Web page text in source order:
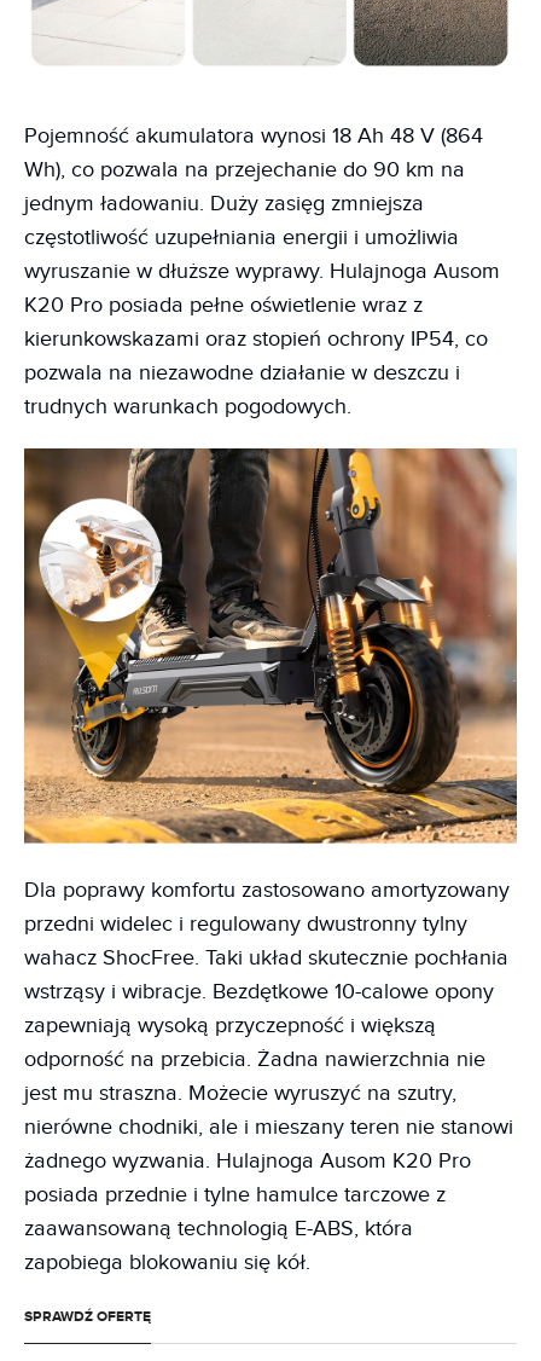
Pojemność akumulatora wynosi 18 Ah 48 V (864
Wh), co pozwala na przejechanie do 90 km na
jednym ładowaniu. Duży zasięg zmniejsza
częstotliwość uzupełniania energii i umożliwia
wyruszanie w dłuższe wyprawy. Hulajnoga Ausom
K20 Pro posiada pełne oświetlenie wraz z
kierunkowskazami oraz stopień ochrony IP54, co
pozwala na niezawodne działanie w deszczu i
trudnych warunkach pogodowych.
Dla poprawy komfortu zastosowano amortyzowany
przedni widelec i regulowany dwustronny tylny
wahacz ShocFree. Taki układ skutecznie pochłania
wstrząsy i wibracje. Bezdętkowe 10-calowe opony
zapewniają wysoką przyczepność i większą
odporność na przebicia. Żadna nawierzchnia nie
jest mu straszna. Możecie wyruszyć na szutry,
nierówne chodniki, ale i mieszany teren nie stanowi
żadnego wyzwania. Hulajnoga Ausom K20 Pro
posiada przednie i tylne hamulce tarczowe z
zaawansowaną technologią E-ABS, która
zapobiega blokowaniu się kół.
SPRAWDŹ OFERTĘ